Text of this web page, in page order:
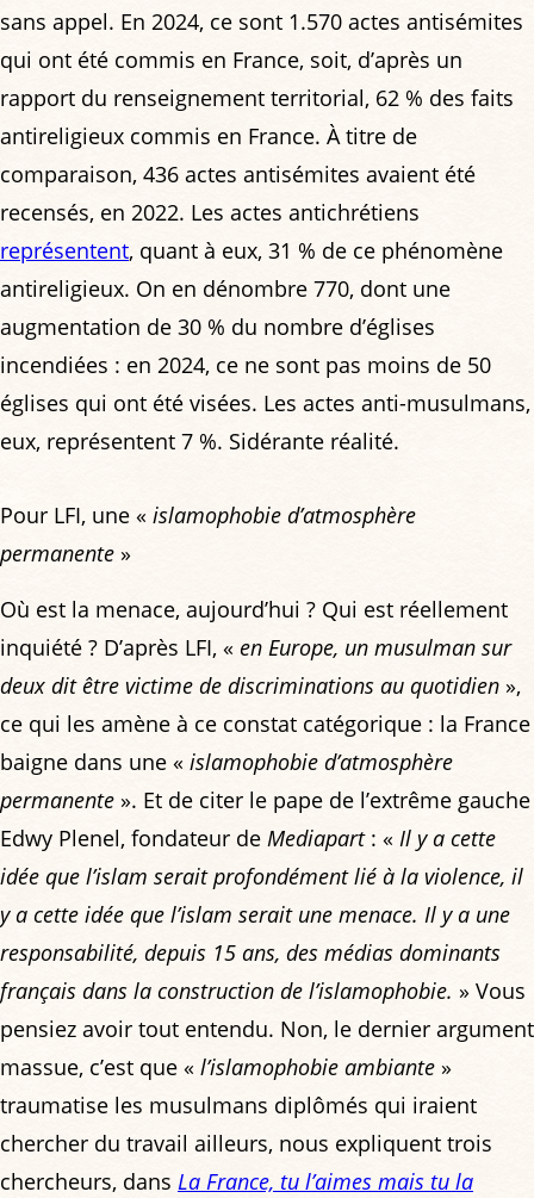
sans appel. En 2024, ce sont 1.570 actes antisémites
qui ont été commis en France, soit, d’après un
rapport du renseignement territorial, ­62 % des faits
antireligieux commis en France. À titre de
comparaison, 436 actes antisémites avaient été
recensés, en 2022. Les actes antichrétiens
représentent, quant à eux, 31 % de ce phénomène
antireligieux. On en dénombre 770, dont une
augmentation de 30 % du nombre d’églises
incendiées : en 2024, ce ne sont pas moins de 50
églises qui ont été visées. Les actes anti-musulmans,
eux, représentent 7 %. Sidérante réalité.
Pour LFI, une « islamophobie d’atmosphère
permanente »
Où est la menace, aujourd’hui ? Qui est réellement
inquiété ? D’après LFI, « en Europe, un musulman sur
deux dit être victime de discriminations au quotidien »,
ce qui les amène à ce constat catégorique : la France
baigne dans une « islamophobie d’atmosphère
permanente ». Et de citer le pape de l’extrême gauche
Edwy Plenel, fondateur de Mediapart: « Il y a cette
idée que l’islam serait profondément lié à la violence, il
y a cette idée que l’islam serait une menace. Il y a une
responsabilité, depuis 15 ans, des médias dominants
français dans la construction de l’islamophobie. » Vous
pensiez avoir tout entendu. Non, le dernier argument
massue, c’est que « l’islamophobie ambiante »
traumatise les musulmans diplômés qui iraient
chercher du travail ailleurs, nous expliquent trois
chercheurs, dans La France, tu l’aimes mais tu la